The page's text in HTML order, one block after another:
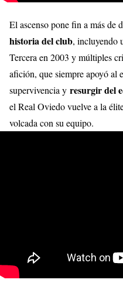
El ascenso pone fin a más de
historia del club, incluyendo
Tercera en 2003 y múltiples
afición, que siempre apoyó al
supervivencia y resurgir del
el Real Oviedo vuelve a la
volcada con su equipo.